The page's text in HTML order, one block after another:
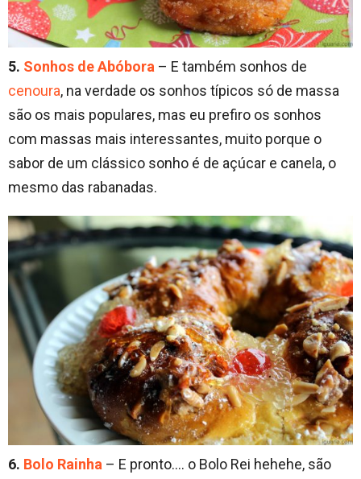
5. Sonhos de Abóbora – E também sonhos de
cenoura, na verdade os sonhos típicos só de massa
são os mais populares, mas eu prefiro os sonhos
com massas mais interessantes, muito porque o
sabor de um clássico sonho é de açúcar e canela, o
mesmo das rabanadas.
6. Bolo Rainha – E pronto…. o Bolo Rei hehehe, são